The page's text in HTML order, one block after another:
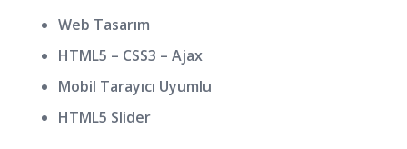
Web Tasarım
HTML5 – CSS3 – Ajax
Mobil Tarayıcı Uyumlu
HTML5 Slider